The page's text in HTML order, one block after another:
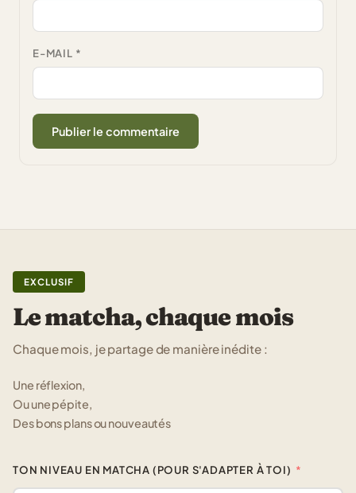
E-MAIL *
EXCLUSIF
Le matcha, chaque mois
Chaque mois, je partage de manière inédite :
Une réflexion,
Ou une pépite,
Des bons plans ou nouveautés
TON NIVEAU EN MATCHA (POUR S'ADAPTER À TOI)